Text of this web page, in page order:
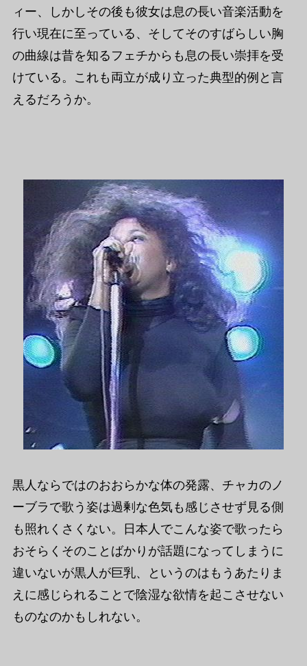
ィー、しかしその後も彼女は息の長い音楽活動を
行い現在に至っている、そしてそのすばらしい胸
の曲線は昔を知るフェチからも息の長い崇拝を受
けている。これも両立が成り立った典型的例と言
えるだろうか。
黒人ならではのおおらかな体の発露、チャカのノ
ーブラで歌う姿は過剰な色気も感じさせず見る側
も照れくさくない。日本人でこんな姿で歌ったら
おそらくそのことばかりが話題になってしまうに
違いないが黒人が巨乳、というのはもうあたりま
えに感じられることで陰湿な欲情を起こさせない
ものなのかもしれない。